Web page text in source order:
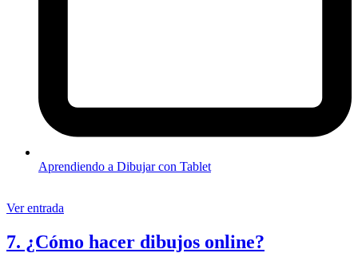
Aprendiendo a Dibujar con Tablet
Ver entrada
7. ¿Cómo hacer dibujos online?